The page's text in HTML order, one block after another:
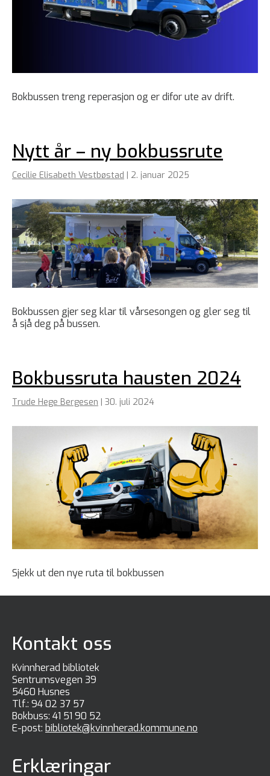
Bokbussen treng reperasjon og er difor ute av drift.
Nytt år – ny bokbussrute
Cecilie Elisabeth Vestbøstad | 2. januar 2025
Bokbussen gjer seg klar til vårsesongen og gler seg til
å sjå deg på bussen.
Bokbussruta hausten 2024
Trude Hege Bergesen | 30. juli 2024
Sjekk ut den nye ruta til bokbussen
Kontakt oss
Kvinnherad bibliotek
Sentrumsvegen 39
5460 Husnes
Tlf.: 94 02 37 57
Bokbuss: 41 51 90 52
E-post: bibliotek@kvinnherad.kommune.no
Erklæringar